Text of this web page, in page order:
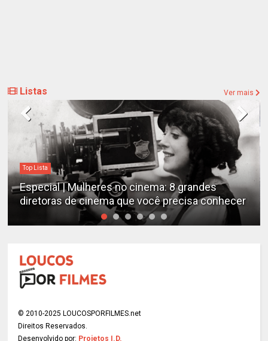
Listas Ver mais
Top Lista
Especial | Mulheres no cinema: 8 grandes
diretoras de cinema que você precisa conhecer
© 2010-2025 LOUCOSPORFILMES.net
Direitos Reservados.
Desenvolvido por: Projetos I.D.